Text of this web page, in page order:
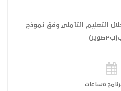
التعليم التأملي وفق نموذج
٥ساعات